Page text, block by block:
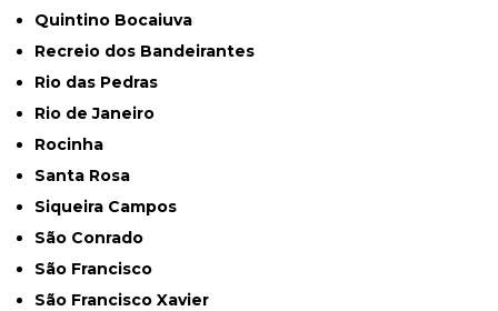
Quintino Bocaiuva
Recreio dos Bandeirantes
Rio das Pedras
Rio de Janeiro
Rocinha
Santa Rosa
Siqueira Campos
São Conrado
São Francisco
São Francisco Xavier